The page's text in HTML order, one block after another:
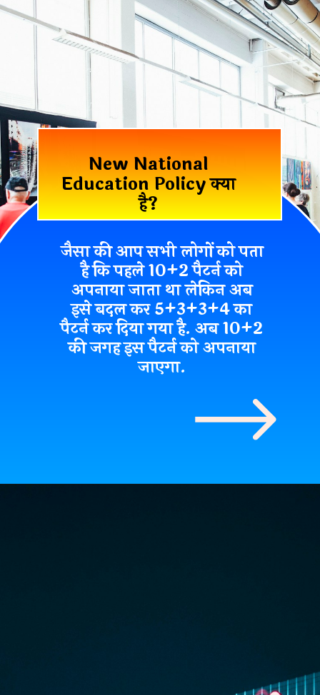
New National
Education Policy क्या
है?
जैसा की आप सभी लोगों को पता
है कि पहले 10+2 पैटर्न को
अपनाया जाता था लेकिन अब
इसे बदल कर 5+3+3+4 का
पैटर्न कर दिया गया है. अब 10+2
की जगह इस पैटर्न को अपनाया
जाएगा.